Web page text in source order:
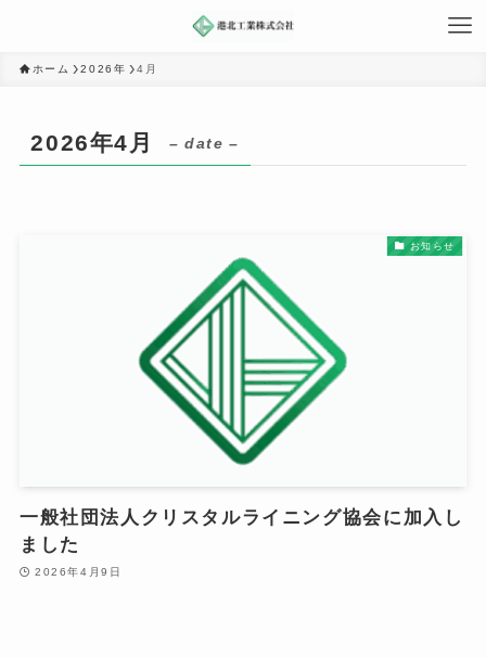
ホーム 2026年 4月
2026年4月 – date –
お知らせ
一般社団法人クリスタルライニング協会に加入し
ました
2026年4月9日